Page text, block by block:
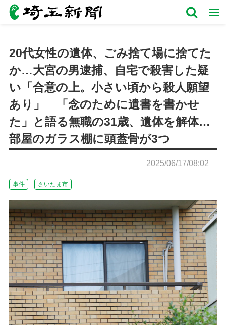
20代女性の遺体、ごみ捨て場に捨てた
か…大宮の男逮捕、自宅で殺害した疑
い「合意の上。小さい頃から殺人願望
あり」 「念のために遺書を書かせ
た」と語る無職の31歳、遺体を解体…
部屋のガラス棚に頭蓋骨が3つ
2025/06/17/08:02
事件 さいたま市